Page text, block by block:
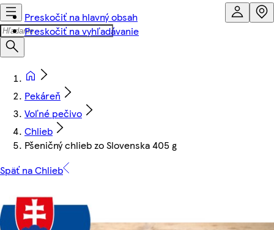
Preskočiť na hlavný obsah
Preskočiť na vyhľadávanie
Pekáreň
Voľné pečivo
Chlieb
Pšeničný chlieb zo Slovenska 405 g
Späť na Chlieb